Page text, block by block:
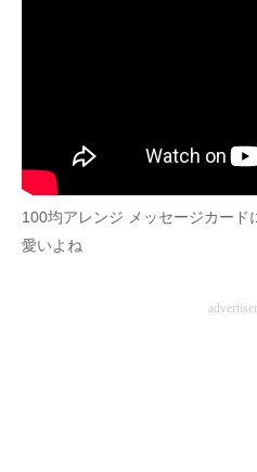
100均アレンジ メッセージカー
愛いよね